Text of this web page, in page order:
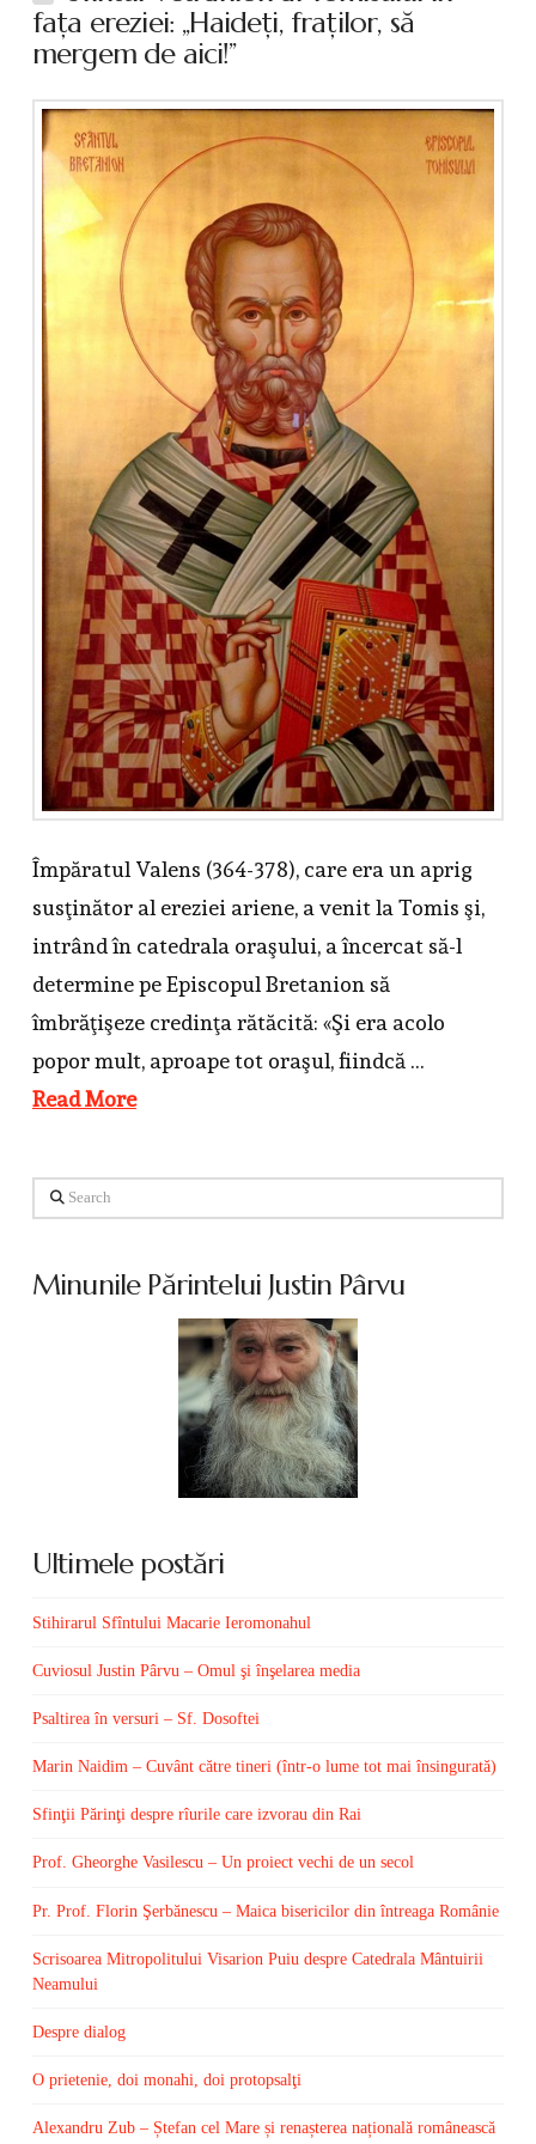
faţa ereziei: „Haideţi, fraţilor, să
mergem de aici!”
Împăratul Valens (364-378), care era un aprig
susţinător al ereziei ariene, a venit la Tomis şi,
intrând în catedrala oraşului, a încercat să-l
determine pe Episcopul Bretanion să
îmbrăţişeze credinţa rătăcită: «Şi era acolo
popor mult, aproape tot oraşul, fiindcă …
Read More
Search
Minunile Părintelui Justin Pârvu
Ultimele postări
Stihirarul Sfîntului Macarie Ieromonahul
Cuviosul Justin Pârvu – Omul şi înşelarea media
Psaltirea în versuri – Sf. Dosoftei
Marin Naidim – Cuvânt către tineri (într-o lume tot mai însingurată)
Sfinţii Părinţi despre rîurile care izvorau din Rai
Prof. Gheorghe Vasilescu – Un proiect vechi de un secol
Pr. Prof. Florin Şerbănescu – Maica bisericilor din întreaga Românie
Scrisoarea Mitropolitului Visarion Puiu despre Catedrala Mântuirii
Neamului
Despre dialog
O prietenie, doi monahi, doi protopsalţi
Alexandru Zub – Ștefan cel Mare și renașterea națională românească